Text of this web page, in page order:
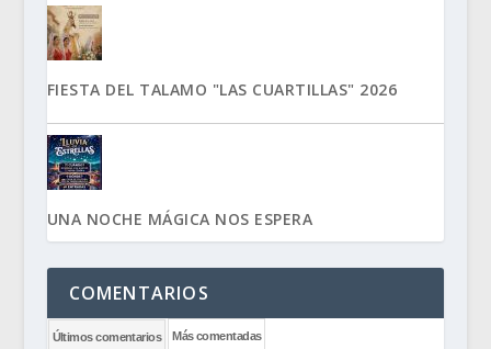
FIESTA DEL TALAMO "LAS CUARTILLAS" 2026
UNA NOCHE MÁGICA NOS ESPERA
COMENTARIOS
Últimos comentarios Más comentadas